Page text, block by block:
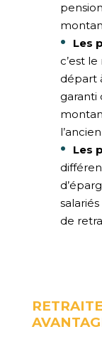
Les
c’est
départ
garanti
Les
de